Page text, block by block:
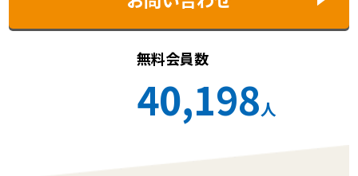
無料会員数
40,198人